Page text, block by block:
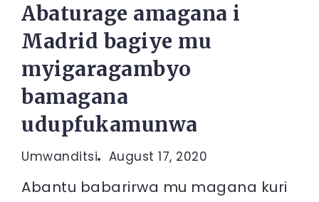
Abaturage amagana i
Madrid bagiye mu
myigaragambyo
bamagana
udupfukamunwa
Umwanditsi August 17, 2020
Abantu babarirwa mu magana kuri